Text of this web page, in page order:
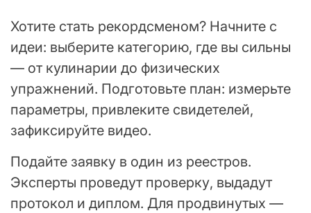
Хотите стать рекордсменом? Начните с
идеи: выберите категорию, где вы сильны
— от кулинарии до физических
упражнений. Подготовьте план: измерьте
параметры, привлеките свидетелей,
зафиксируйте видео.
Подайте заявку в один из реестров.
Эксперты проведут проверку, выдадут
протокол и диплом. Для продвинутых —